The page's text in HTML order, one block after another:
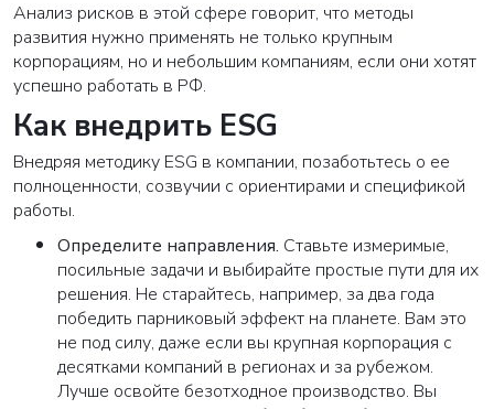
Анализ рисков в этой сфере говорит, что методы
развития нужно применять не только крупным
корпорациям, но и небольшим компаниям, если они хотят
успешно работать в РФ.
Как внедрить ESG
Внедряя методику ESG в компании, позаботьтесь о ее
полноценности, созвучии с ориентирами и спецификой
работы.
Определите направления. Ставьте измеримые,
посильные задачи и выбирайте простые пути для их
решения. Не старайтесь, например, за два года
победить парниковый эффект на планете. Вам это
не под силу, даже если вы крупная корпорация с
десятками компаний в регионах и за рубежом.
Лучше освойте безотходное производство. Вы